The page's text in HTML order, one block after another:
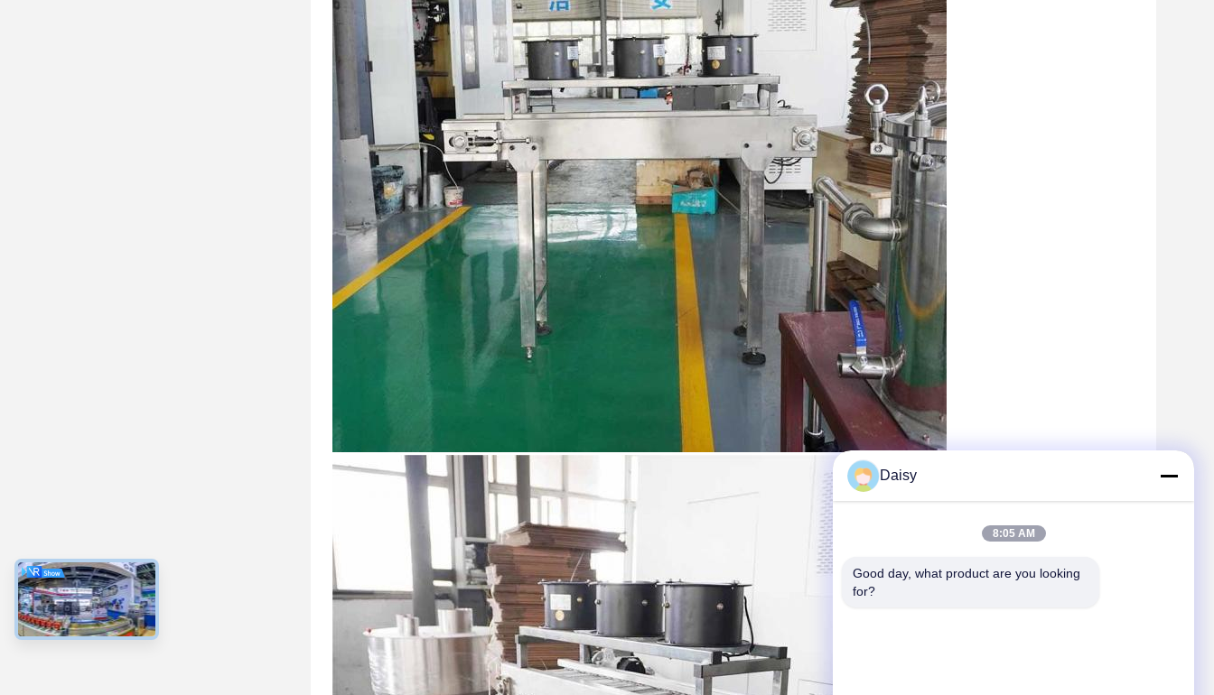
Daisy
8:05 AM
Good day, what product are you looking
for?